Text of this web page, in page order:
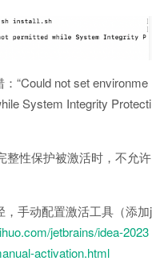
“Could not set environme
System Integrity Protecti
整性保护被激活时，不允许
手动配置激活工具（添加j
jetbrains/idea-2023
activation.html